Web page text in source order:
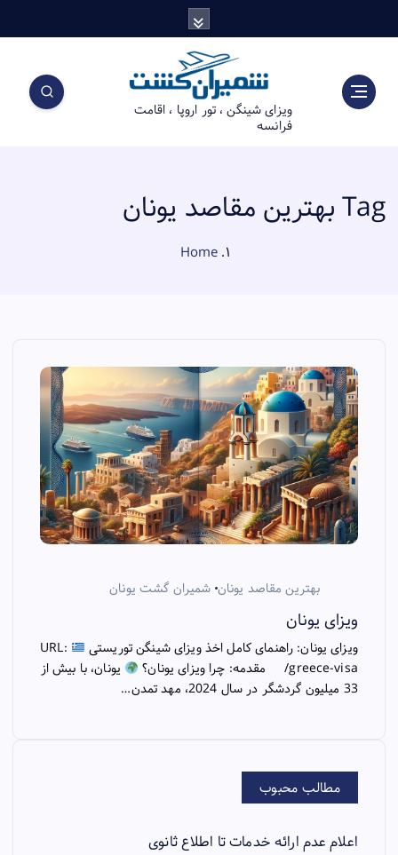
ویزای شینگن ، تور اروپا ، اقامت
فرانسه
Tag بهترین مقاصد یونان
Home
بهترین مقاصد یونان شمیران گشت یونان
ویزای یونان
ویزای یونان: راهنمای کامل اخذ ویزای شینگن توریستی
URL:
/greece-visa مقدمه: چرا ویزای یونان؟
یونان، با بیش از
33 میلیون گردشگر در سال 2024، مهد تمدن…
مطالب محبوب
اعلام عدم ارائه خدمات تا اطلاع ثانوی